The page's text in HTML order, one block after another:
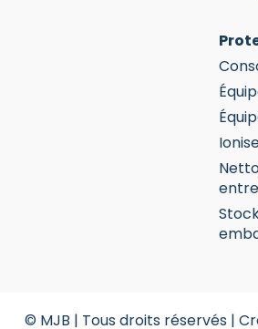
© MJB | Tous droits réservés |